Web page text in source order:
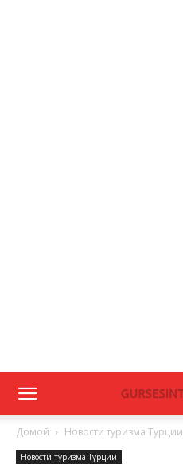
Домой Новости туризма Турции
Новости туризма Турции